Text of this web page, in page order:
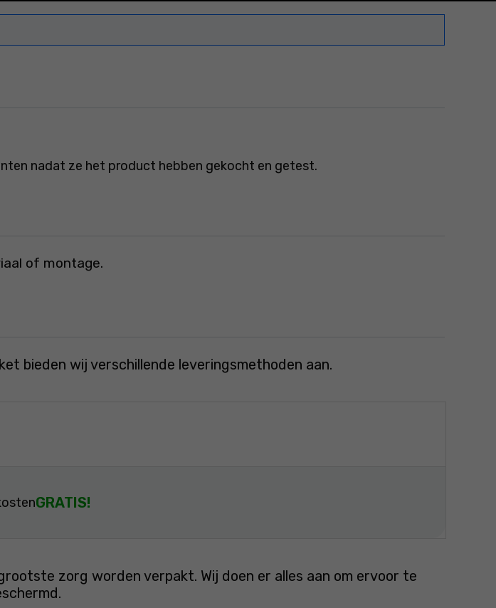
nadat ze het product hebben gekocht en getest.
of montage.
bieden wij verschillende leveringsmethoden aan.
GRATIS!
zorg worden verpakt. Wij doen er alles aan om ervoor te